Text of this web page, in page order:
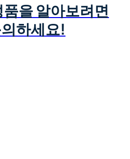
품을 알아보려면
하세요!